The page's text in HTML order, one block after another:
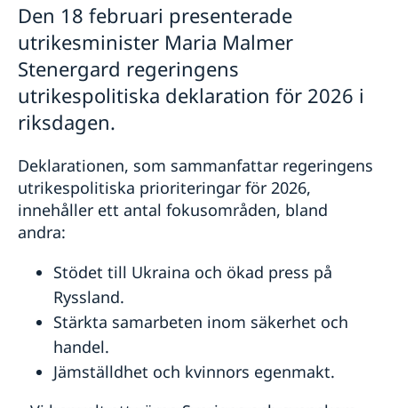
Anmäl handelshinder
Made with Sweden i Australien
Made with Sweden på Nya Zeeland
Business Climate Survey
Den 18 februari presenterade
utrikesminister Maria Malmer
Stenergard regeringens
utrikespolitiska deklaration för 2026 i
riksdagen.
Deklarationen, som sammanfattar regeringens
utrikespolitiska prioriteringar för 2026,
innehåller ett antal fokusområden, bland
andra:
Stödet till Ukraina och ökad press på
Ryssland.
Stärkta samarbeten inom säkerhet och
handel.
Jämställdhet och kvinnors egenmakt.